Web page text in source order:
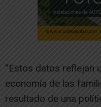
“Estos datos reflejan
economía de las
resultado de una